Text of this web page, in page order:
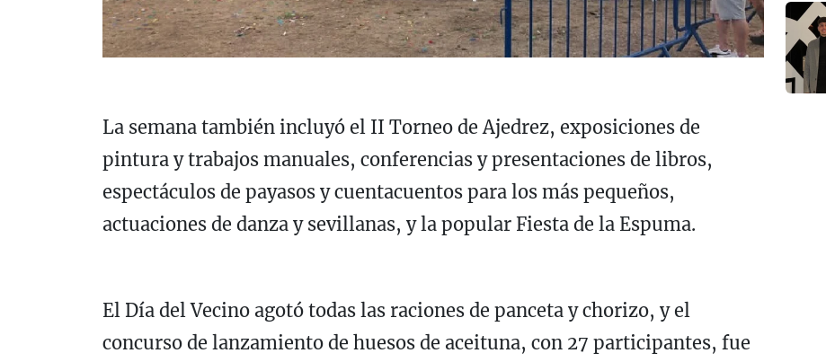
La semana también incluyó el II Torneo de Ajedrez, exposiciones de
pintura y trabajos manuales, conferencias y presentaciones de libros,
espectáculos de payasos y cuentacuentos para los más pequeños,
actuaciones de danza y sevillanas, y la popular Fiesta de la Espuma.
El Día del Vecino agotó todas las raciones de panceta y chorizo, y el
concurso de lanzamiento de huesos de aceituna, con 27 participantes, fue